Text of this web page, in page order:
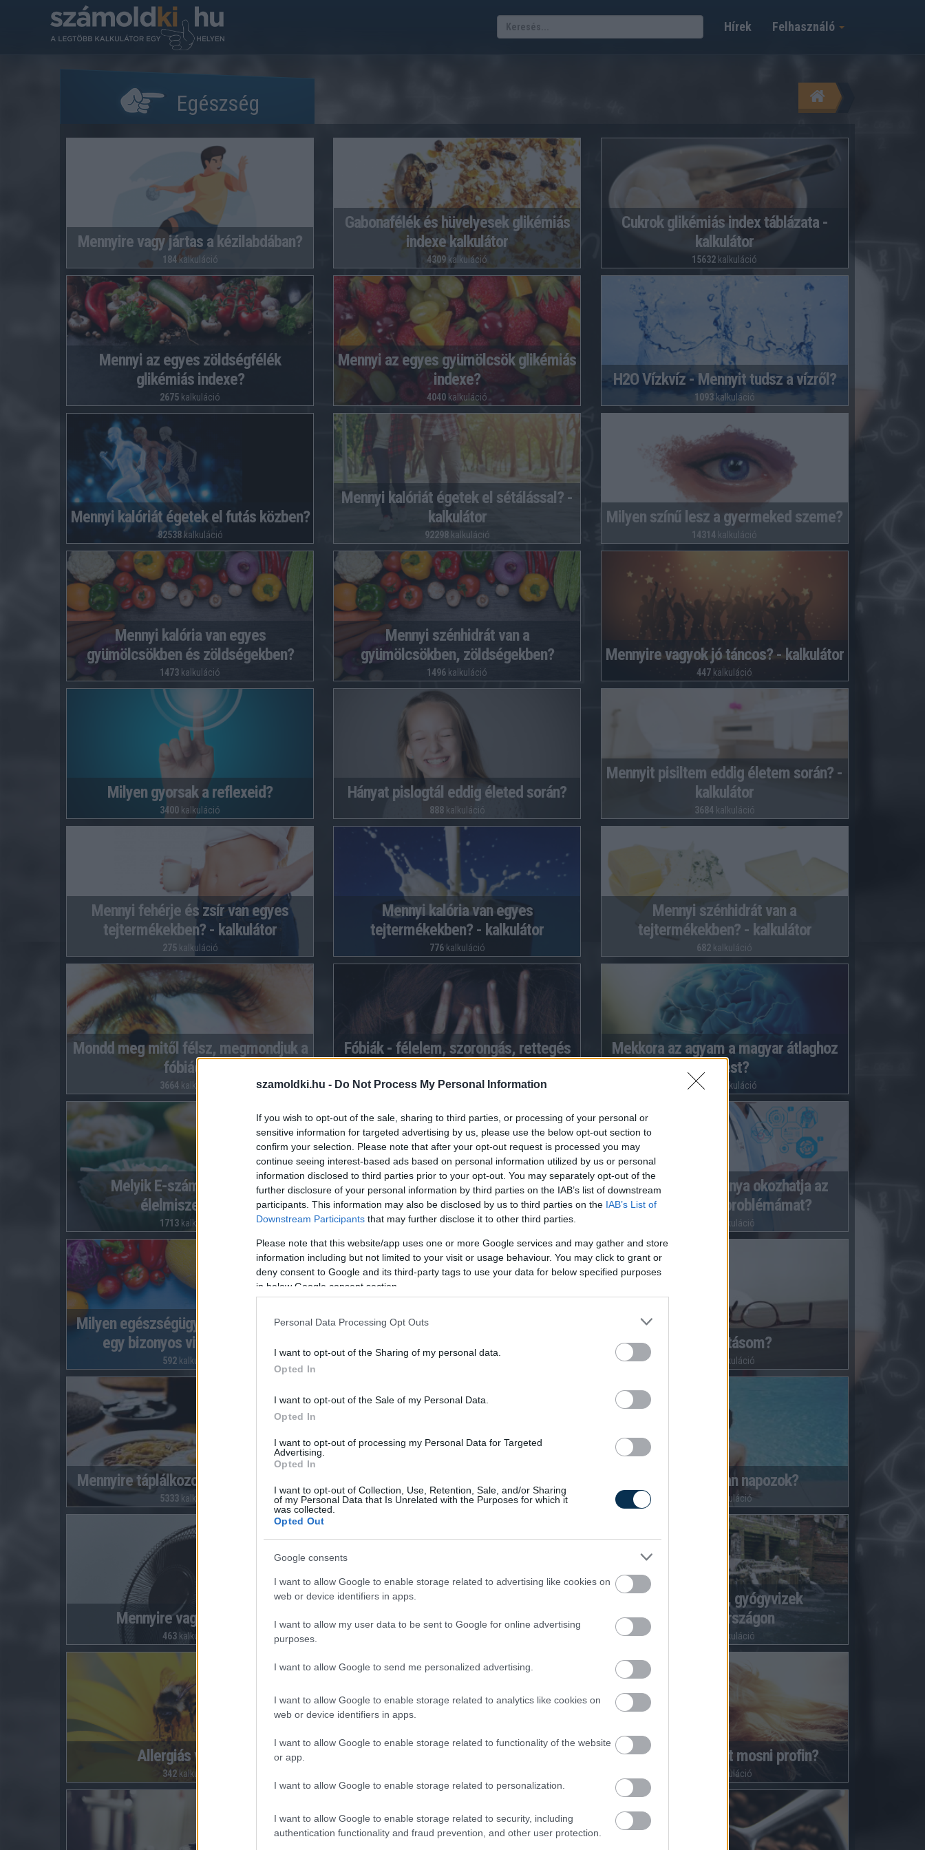
szamoldki.hu - Do Not Process My Personal Information
If you wish to opt-out of the sale, sharing to third parties, or processing of your personal or
sensitive information for targeted advertising by us, please use the below opt-out section to
confirm your selection. Please note that after your opt-out request is processed you may
continue seeing interest-based ads based on personal information utilized by us or personal
information disclosed to third parties prior to your opt-out. You may separately opt-out of the
further disclosure of your personal information by third parties on the IAB’s list of downstream
participants. This information may also be disclosed by us to third parties on the IAB’s List of
Downstream Participants that may further disclose it to other third parties.
Please note that this website/app uses one or more Google services and may gather and store
information including but not limited to your visit or usage behaviour. You may click to grant or
deny consent to Google and its third-party tags to use your data for below specified purposes
in below Google consent section.
Personal Data Processing Opt Outs
I want to opt-out of the Sharing of my personal data.
Opted In
I want to opt-out of the Sale of my Personal Data.
Opted In
I want to opt-out of processing my Personal Data for Targeted
Advertising.
Opted In
I want to opt-out of Collection, Use, Retention, Sale, and/or Sharing
of my Personal Data that Is Unrelated with the Purposes for which it
was collected.
Opted Out
Google consents
I want to allow Google to enable storage related to advertising like cookies on
web or device identifiers in apps.
I want to allow my user data to be sent to Google for online advertising
purposes.
I want to allow Google to send me personalized advertising.
I want to allow Google to enable storage related to analytics like cookies on
web or device identifiers in apps.
I want to allow Google to enable storage related to functionality of the website
or app.
I want to allow Google to enable storage related to personalization.
I want to allow Google to enable storage related to security, including
authentication functionality and fraud prevention, and other user protection.
Felhasználó
Hírek
Egészség
Mennyire vagy jártas a kézilabdában?
184kalkuláció
Gabonafélék és hüvelyesek glikémiás
indexe kalkulátor
4309 kalkuláció
Cukrok glikémiás index táblázata -
kalkulátor
15632 kalkuláció
Mennyi az egyes zöldségfélék
glikémiás indexe?
2675 kalkuláció
Mennyi az egyes gyümölcsök glikémiás
indexe?
4040 kalkuláció
H2O Vízkvíz - Mennyit tudsz a vízről?
1093kalkuláció
Mennyi kalóriát égetek el futás közben?
82538kalkuláció
Mennyi kalóriát égetek el sétálással? -
kalkulátor
92298kalkuláció
Milyen színű lesz a gyermeked szeme?
14314 kalkuláció
Mennyi kalória van egyes
gyümölcsökben és zöldségekben?
1473 kalkuláció
Mennyi szénhidrát van a
gyümölcsökben, zöldségekben?
1496 kalkuláció
Mennyire vagyok jó táncos? - kalkulátor
447 kalkuláció
Milyen gyorsak a reflexeid?
3400 kalkuláció
Hányat pislogtál eddig életed során?
888kalkuláció
Mennyit pisiltem eddig életem során? -
kalkulátor
3684 kalkuláció
Mennyi fehérje és zsír van egyes
tejtermékekben? - kalkulátor
275kalkuláció
Mennyi kalória van egyes
tejtermékekben? - kalkulátor
776kalkuláció
Mennyi szénhidrát van a
tejtermékekben? - kalkulátor
682 kalkuláció
Mondd meg mitől félsz, megmondjuk a
fóbiádat!
3664 kalkuláció
Fóbiák - félelem, szorongás, rettegés
2056kalkuláció
Mekkora az agyam a magyar átlaghoz
képest?
49522 kalkuláció
Melyik E-szám mit jelöl az
élelmiszereken?
1713 kalkuláció
Vitaminforrások - Milyen táplálékban
van egy adott vitamin?
541kalkuláció
Milyen vitamin hiánya okozhatja az
egeszségügyi problémámat?
kalkuláció
Milyen egészségügyi panaszt okozhat
egy bizonyos vitamin hiánya?
592kalkuláció
Melyik vitaminból mennyi a napi beviteli
7087
Éles a látásom?
kalkuláció
Mennyire táplálkozok egészségesen?
5333 kalkuláció 5236kalkuláció
Biztonságosan napozok?
kalkuláció
Mennyire vagyok hőálló?
463kalkuláció
Melyik gyógyvízünk mit gyógyít?
Termálfürdők, gyógyvizek
Magyarországon
kalkuláció
Allergiás vagyok?
342kalkuláció
Hogyan kell hajat mosni profin?
kalkuláció